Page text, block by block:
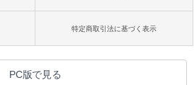
特定商取引法に基づく表示
PC版で見る